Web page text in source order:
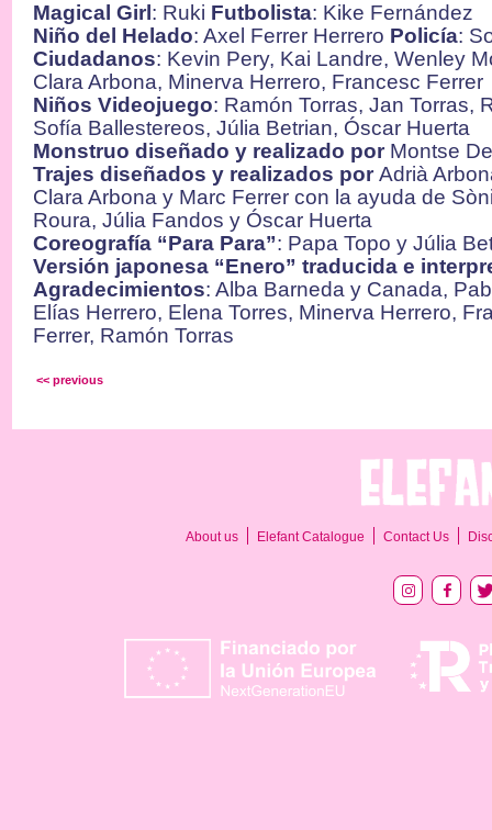
Magical Girl : Ruki Futbolista: Kike Fernández
Niño del Helado: Axel Ferrer Herrero Policía:
Ciudadanos: Kevin Pery, Kai Landre, Wenley
Clara Arbona, Minerva Herrero, Francesc Ferrer
Niños Videojuego: Ramón Torras, Jan Torras,
Sofía Ballestereos, Júlia Betrian, Óscar Huerta
Monstruo diseñado y realizado por Montse
Trajes diseñados y realizados porAdrià
Clara Arbona y Marc Ferrer con la ayuda de
Roura, Júlia Fandos y Óscar Huerta
Coreografía “Para Para”: Papa Topo y Júlia
Versión japonesa “Enero” traducida e
Agradecimientos: Alba Barneda y Canada,
Elías Herrero, Elena Torres, Minerva Herrero,
Ferrer, Ramón Torras
<< previous
About us Elefant Catalogue Contact Us